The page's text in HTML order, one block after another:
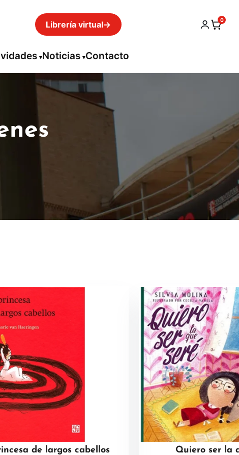
Librería virtual→ 0
Noticias Contacto
de largos cabellos Quiero ser la